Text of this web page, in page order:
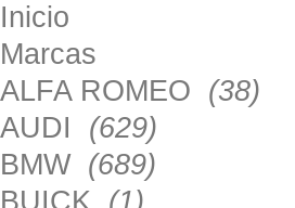
Inicio
Marcas
ALFA ROMEO (38)
AUDI (629)
BMW (689)
BUICK (1)